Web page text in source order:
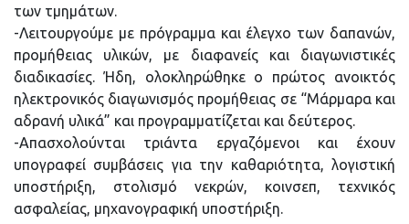
των τμημάτων.
-Λειτουργούμε με πρόγραμμα και έλεγχο των δαπανών,
προμήθειας υλικών, με διαφανείς και διαγωνιστικές
διαδικασίες. Ήδη, ολοκληρώθηκε ο πρώτος ανοικτός
ηλεκτρονικός διαγωνισμός προμήθειας σε “Μάρμαρα και
αδρανή υλικά” και προγραμματίζεται και δεύτερος.
-Απασχολούνται τριάντα εργαζόμενοι και έχουν
υπογραφεί συμβάσεις για την καθαριότητα, λογιστική
υποστήριξη, στολισμό νεκρών, κοινσεπ, τεχνικός
ασφαλείας, μηχανογραφική υποστήριξη.